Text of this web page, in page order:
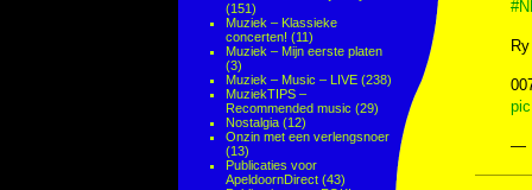
(151)
Muziek – Klassieke
concerten! (11)
Muziek – Mijn eerste platen
(3)
Muziek – Music – LIVE (238)
MuziekTIPS –
Recommended music (29)
Nostalgia (12)
Onzin met een verlengsnoer
(13)
Publicaties voor
ApeldoornDirect (43)
—